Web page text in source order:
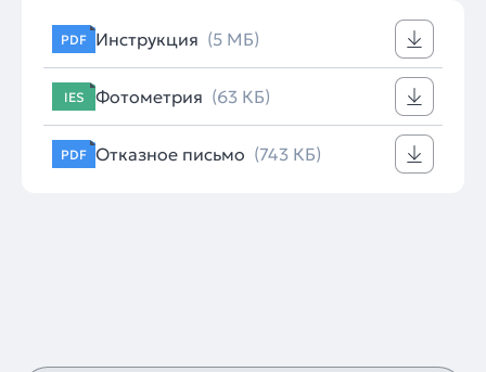
PDF Инструкция (5 МБ)
IES Фотометрия (63 КБ)
PDF Отказное письмо (743 КБ)